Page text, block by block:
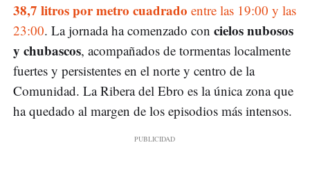
38,7 litros por metro cuadrado entre las 19:00 y las
23:00. La jornada ha comenzado con cielos nubosos
y chubascos, acompañados de tormentas localmente
fuertes y persistentes en el norte y centro de la
Comunidad. La Ribera del Ebro es la única zona que
ha quedado al margen de los episodios más intensos.